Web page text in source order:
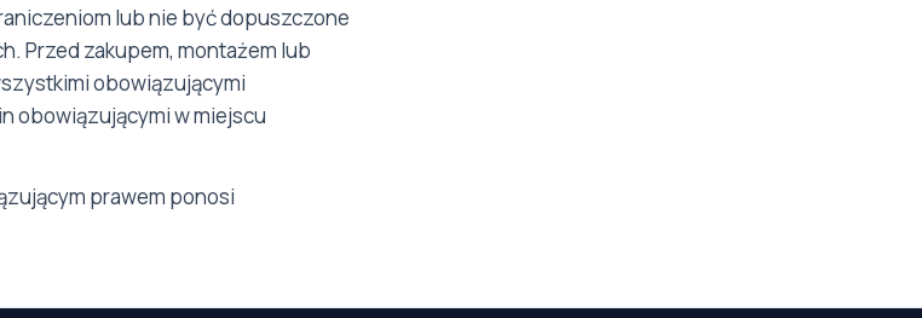
lub nie być dopuszczone
Przed zakupem, montażem lub
obowiązującymi
obowiązującymi w miejscu
prawem ponosi